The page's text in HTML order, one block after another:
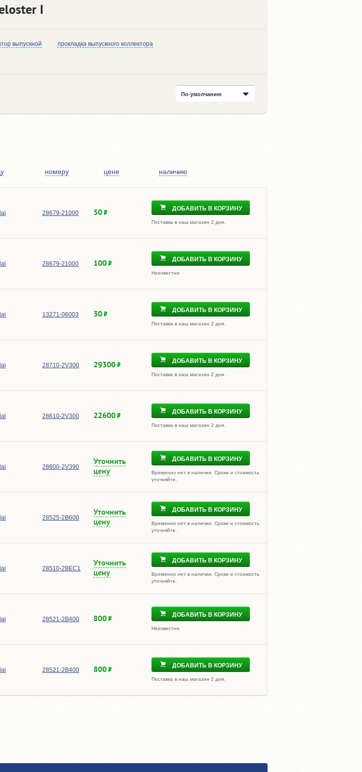
I
выпускной прокладка выпускного коллектора
По-умолчанию
номеру цене наличию
28679-21000 50 ДОБАВИТЬ В КОРЗИНУ
Поставка в наш магазин 2 дня.
28679-21000 100 ДОБАВИТЬ В КОРЗИНУ
Неизвестно
13271-06003 30 ДОБАВИТЬ В КОРЗИНУ
Поставка в наш магазин 2 дня.
28710-2V300 29300 ДОБАВИТЬ В КОРЗИНУ
Поставка в наш магазин 2 дня.
28610-2V300 22600 ДОБАВИТЬ В КОРЗИНУ
Поставка в наш магазин 2 дня.
28600-2V390
Уточнить
цену
ДОБАВИТЬ В КОРЗИНУ
Временно нет в наличии. Сроки и стоимость
уточняйте.
28525-2B600
Уточнить
цену
ДОБАВИТЬ В КОРЗИНУ
Временно нет в наличии. Сроки и стоимость
уточняйте.
28510-2BEC1
Уточнить
цену
ДОБАВИТЬ В КОРЗИНУ
Временно нет в наличии. Сроки и стоимость
уточняйте.
28521-2B400 800 ДОБАВИТЬ В КОРЗИНУ
Неизвестно
28521-2B400 800 ДОБАВИТЬ В КОРЗИНУ
Поставка в наш магазин 2 дня.